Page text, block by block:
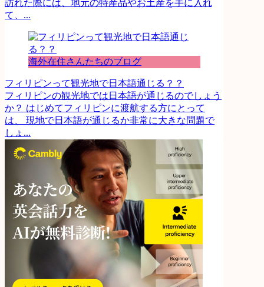
訪れた際には、地元の特産品やお土産を手に入れ
て、...
海外在住さんたちのブログ
フィリピンって観光地で日本語通じる？？
フィリピンの観光地では日本語が通じるのでしょう
か？ はじめてフィリピンに渡航する方にとって
は、 現地で日本語が通じるか非常に大きな問題で
しょ...